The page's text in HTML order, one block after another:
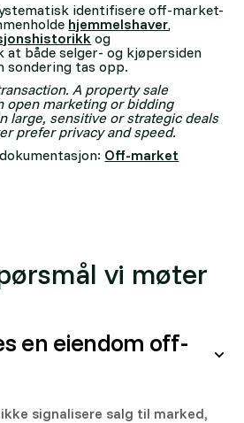
identifisere off-market-
hjemmelshaver,
og
både selger- og kjøpersiden
sondering tas opp.
A property sale
open marketing or bidding
large, sensitive or strategic deals
prefer privacy and speed.
Off-market
vi møter
en eiendom off-
signalisere salg til marked,